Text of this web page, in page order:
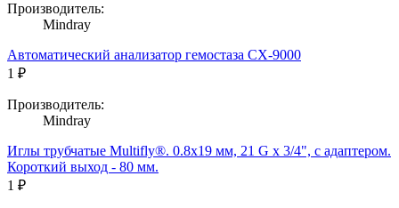
Производитель:
Mindray
Автоматический анализатор гемостаза CX-9000
1 ₽
Производитель:
Mindray
Иглы трубчатые Multifly®. 0.8х19 мм, 21 G x 3/4", с адаптером.
Короткий выход - 80 мм.
1 ₽